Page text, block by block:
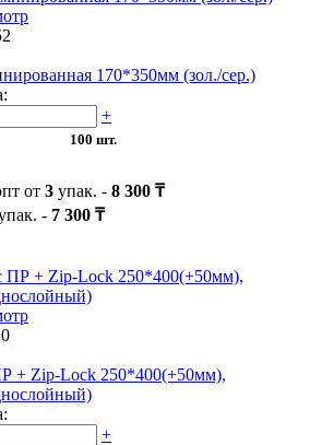
170*350мм (зол./сер.)
+
100 шт.
от 3 упак. - 8 300 ₸
- 7 300 ₸
+ Zip-Lock 250*400(+50мм),
+